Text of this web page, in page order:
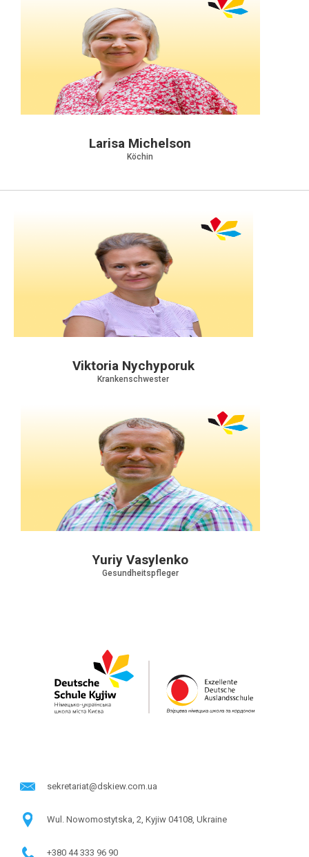
Larisa Michelson
Köchin
Viktoria Nychyporuk
Krankenschwester
Yuriy Vasylenko
Gesundheitspfleger
sekretariat@dskiew.com.ua
Wul. Nowomostytska, 2, Kyjiw 04108, Ukraine
+380 44 333 96 90